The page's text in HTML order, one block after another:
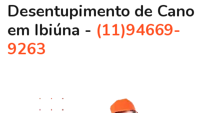
Desentupimento de Cano
em Ibiúna - (11)94669-
9263